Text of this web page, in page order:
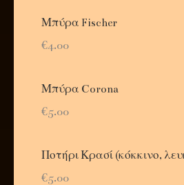
Μπύρα Fischer
€4.00
Μπύρα Corona
€5.00
Ποτήρι Κρασί (κόκκινο,
€5.00